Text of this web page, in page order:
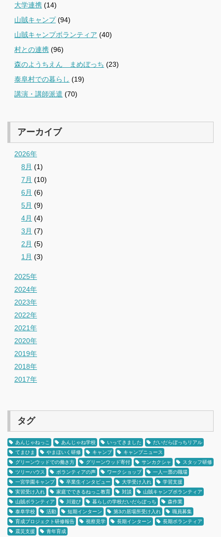
大学連携 (14)
山賊キャンプ(94)
山賊キャンプボランティア (40)
村との連携 (96)
森のようちえん まめぼっち (23)
泰阜村での暮らし (19)
講演・講師派遣 (70)
アーカイブ
2026年
8月 (1)
7月 (10)
6月 (6)
5月 (9)
4月 (4)
3月 (7)
2月 (5)
1月 (3)
2025年
2024年
2023年
2022年
2021年
2020年
2019年
2018年
2017年
タグ
あんじゃねっこ あんじゃね学校 いってきました
だいだらぼっちリアル
てまひま
やまほいく研修 キャンプ
キャンプニュース
グリーンウッドでの働き方
グリーンウッド寄付 サンカクシャ
スタッフ研修
ツリーハウス
ボランティアの声 ワークショップ
一人一票の職場
一宮学園キャンプ
卒業生インタビュー 大学受け入れ
学習支援
実習受け入れ
家庭でできるねっこ教育 対談
山賊キャンプボランティア
山賊ボランティア
川遊び 暮らしの学校だいだらぼっち
森作業
泰阜学校
活動 短期インターン 第3の居場所受け入れ
職員募集
育成プロジェクト研修報告
視察見学 長期インターン
長期ボランティア
震災支援
青年育成